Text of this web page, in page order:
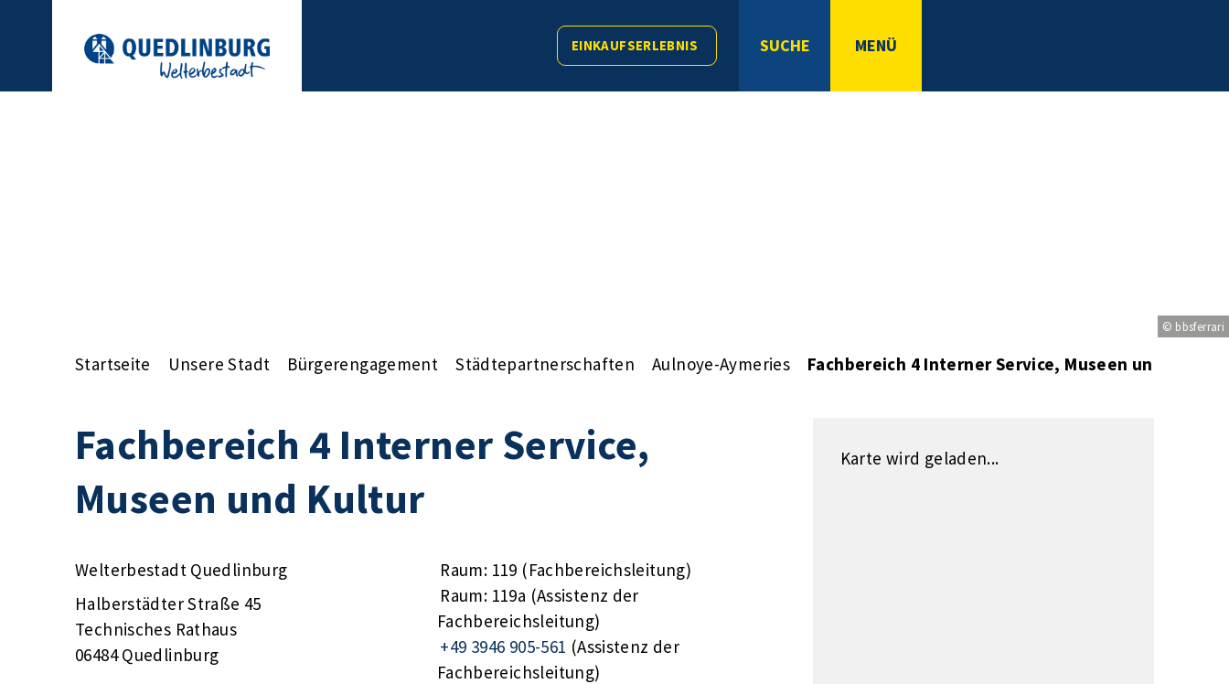
EINKAUFSERLEBNIS SUCHE MENÜ
© bbsferrari
Startseite Unsere Stadt Bürgerengagement Städtepartnerschaften Aulnoye-Aymeries Fachbereich 4 Interner Service, Museen und Kultur
Fachbereich 4 Interner Service,
Museen und Kultur
Welterbestadt Quedlinburg
Halberstädter Straße 45
Technisches Rathaus
06484 Quedlinburg
Raum: 119 (Fachbereichsleitung)
Raum: 119a (Assistenz der
Fachbereichsleitung)
+49 3946 905-561 (Assistenz der
Fachbereichsleitung)
Karte wird geladen...